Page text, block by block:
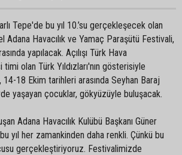
Tepe'de bu yıl 10.’su gerçekleşecek olan
Adana Havacılık ve Yamaç Paraşütü Festivali,
yapılacak. Açılışı Türk Hava
olan Türk Yıldızları'nın gösterisiyle
18 Ekim tarihleri arasında Seyhan Baraj
yaşayan çocuklar, gökyüzüyle buluşacak.
Adana Havacılık Kulübü Başkanı Güner
yıl her zamankinden daha renkli. Çünkü bu
gerçekleştiriyoruz. Festivalimizde